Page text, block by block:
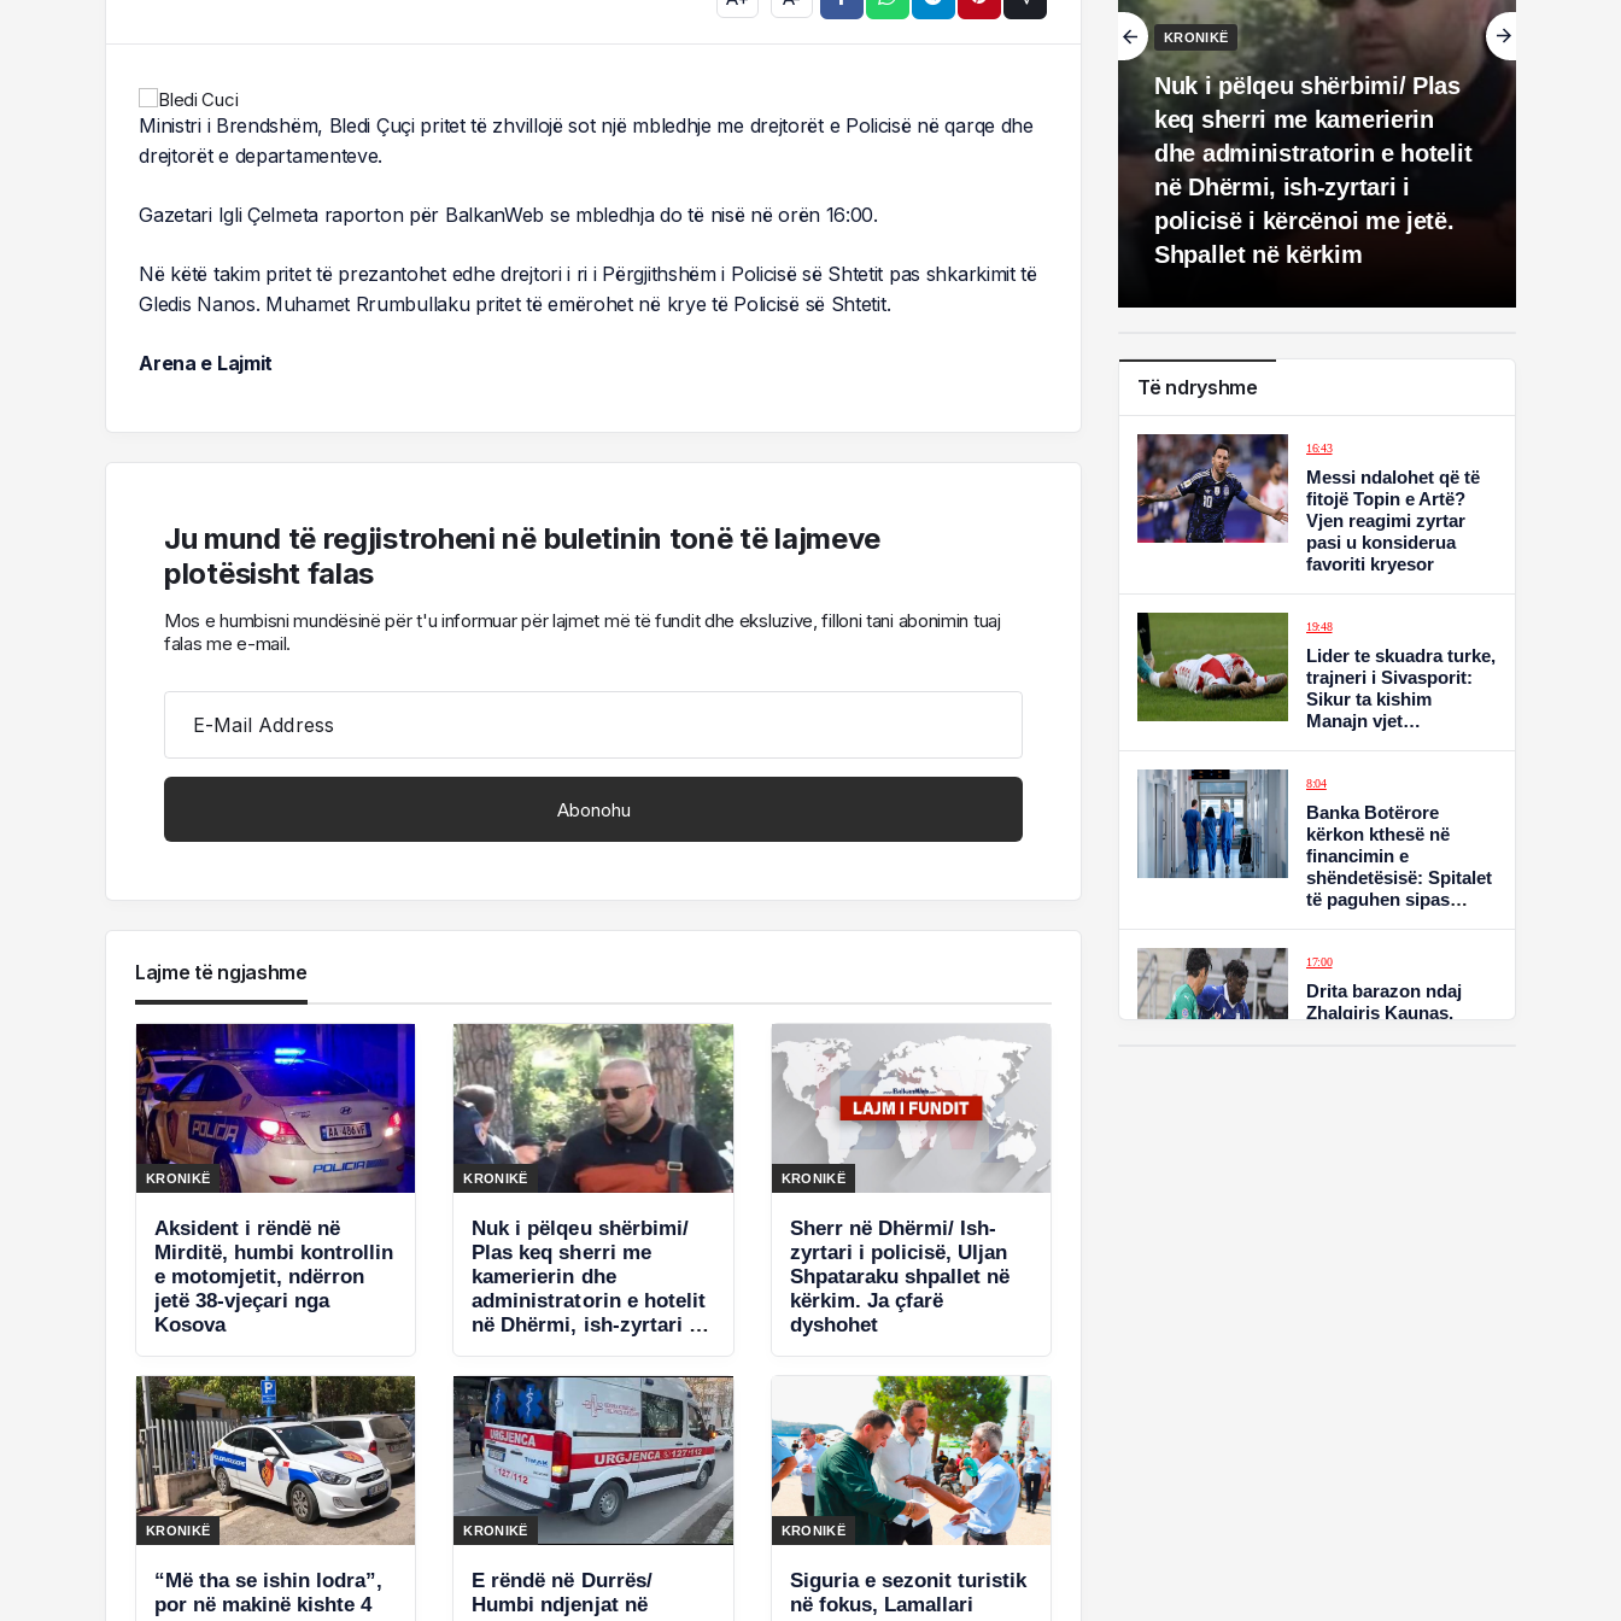
Ministri i Brendshëm, Bledi Çuçi pritet të zhvillojë sot një mbledhje me drejtorët e Policisë në qarqe dhe
drejtorët e departamenteve.
Gazetari Igli Çelmeta raporton për BalkanWeb se mbledhja do të nisë në orën 16:00.
Në këtë takim pritet të prezantohet edhe drejtori i ri i Përgjithshëm i Policisë së Shtetit pas shkarkimit të
Gledis Nanos. Muhamet Rrumbullaku pritet të emërohet në krye të Policisë së Shtetit.
Arena e Lajmit
Ju mund të regjistroheni në buletinin tonë të lajmeve
plotësisht falas
Mos e humbisni mundësinë për t'u informuar për lajmet më të fundit dhe eksluzive, filloni tani abonimin tuaj
falas me e-mail.
E-Mail Address
Lajme të ngjashme
KRONIKË
Aksident i rëndë në
Mirditë, humbi kontrollin
e motomjetit, ndërron
jetë 38-vjeçari nga
Kosova
KRONIKË
Nuk i pëlqeu shërbimi/
Plas keq sherri me
kamerierin dhe
administratorin e hotelit
në Dhërmi, ish-zyrtari i
jetë. Shpallet në kërkim
KRONIKË
Sherr në Dhërmi/ Ish-
zyrtari i policisë, Uljan
Shpataraku shpallet në
kërkim. Ja çfarë
dyshohet
KRONIKË
“Më tha se ishin lodra”,
por në makinë kishte 4
KRONIKË
E rëndë në Durrës/
Humbi ndjenjat në
KRONIKË
Siguria e sezonit turistik
në fokus, Lamallari
KRONIKË
Nuk i pëlqeu shërbimi/ Plas
keq sherri me kamerierin
dhe administratorin e hotelit
në Dhërmi, ish-zyrtari i
policisë i kërcënoi me jetë.
Shpallet në kërkim
Të ndryshme
16:43
Messi ndalohet që të
fitojë Topin e Artë?
Vjen reagimi zyrtar
pasi u konsiderua
favoriti kryesor
19:48
Lider te skuadra turke,
trajneri i Sivasporit:
Sikur ta kishim
Manajn vjet…
8:04
Banka Botërore
kërkon kthesë në
financimin e
shëndetësisë: Spitalet
të paguhen sipas
17:00
Drita barazon ndaj
Zhalgiris Kaunas,